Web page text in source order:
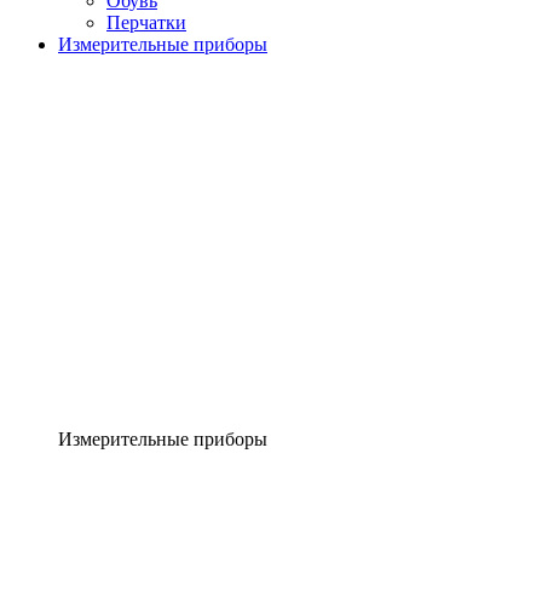
Перчатки
Измерительные приборы
Измерительные приборы